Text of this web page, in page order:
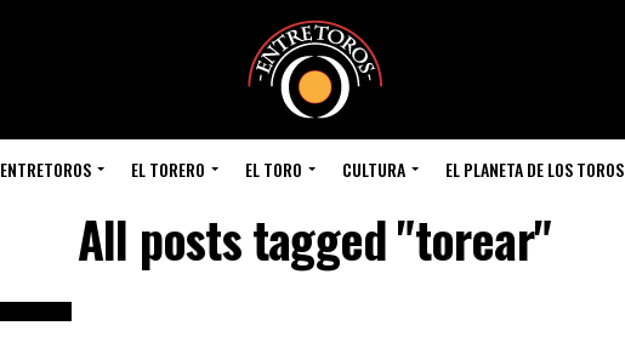
ENTRETOROS EL TORERO EL TORO CULTURA EL PLANETA DE LOS TOROS
All posts tagged "torear"